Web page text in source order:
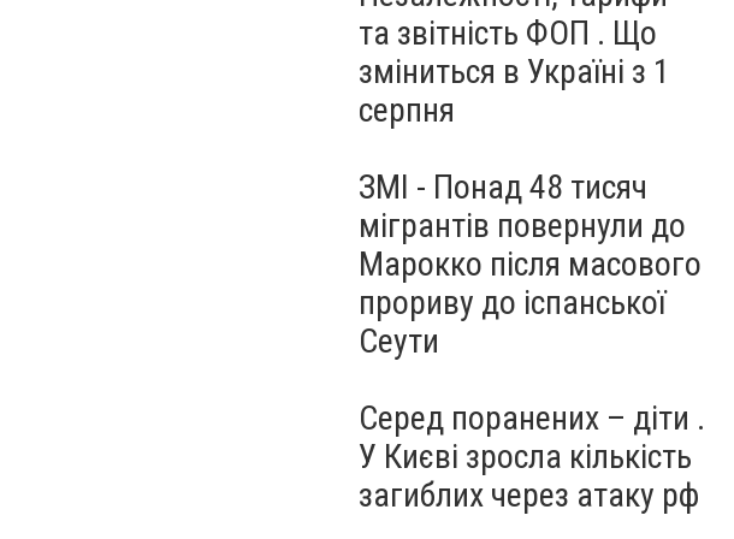
та звітність ФОП . Що
зміниться в Україні з 1
серпня
ЗМІ - Понад 48 тисяч
мігрантів повернули до
Марокко після масового
прориву до іспанської
Сеути
Серед поранених – діти .
У Києві зросла кількість
загиблих через атаку рф